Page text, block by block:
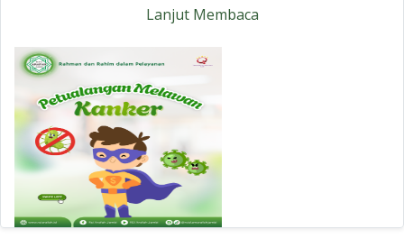
Lanjut Membaca